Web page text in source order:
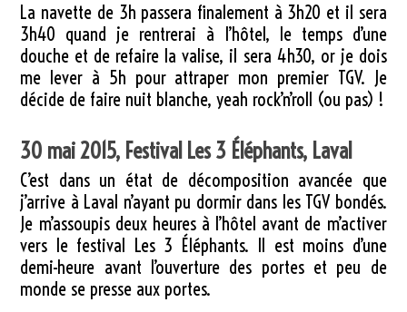
La navette de 3h passera finalement à 3h20 et il sera
3h40 quand je rentrerai à l’hôtel, le temps d’une
douche et de refaire la valise, il sera 4h30, or je dois
me lever à 5h pour attraper mon premier TGV. Je
décide de faire nuit blanche, yeah rock’n’roll (ou pas) !
30 mai 2015, Festival Les 3 Éléphants, Laval
C’est dans un état de décomposition avancée que
j’arrive à Laval n’ayant pu dormir dans les TGV bondés.
Je m’assoupis deux heures à l’hôtel avant de m’activer
vers le festival Les 3 Éléphants. Il est moins d’une
demi-heure avant l’ouverture des portes et peu de
monde se presse aux portes.